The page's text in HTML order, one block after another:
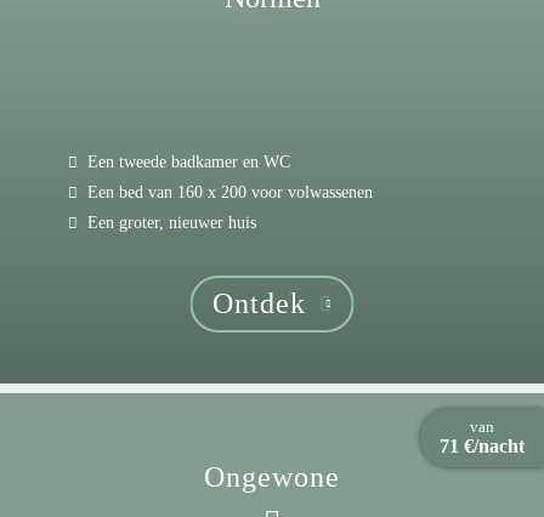
Ontdek
Een tweede badkamer en WC
Een bed van 160 x 200 voor volwassenen
Een groter, nieuwer huis
Ongewone
van
71 €/nacht